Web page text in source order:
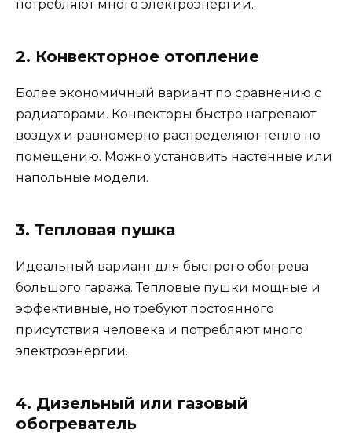
потребляют много электроэнергии.
2. Конвекторное отопление
Более экономичный вариант по сравнению с
радиаторами. Конвекторы быстро нагревают
воздух и равномерно распределяют тепло по
помещению. Можно установить настенные или
напольные модели.
3. Тепловая пушка
Идеальный вариант для быстрого обогрева
большого гаража. Тепловые пушки мощные и
эффективные, но требуют постоянного
присутствия человека и потребляют много
электроэнергии.
4. Дизельный или газовый
обогреватель